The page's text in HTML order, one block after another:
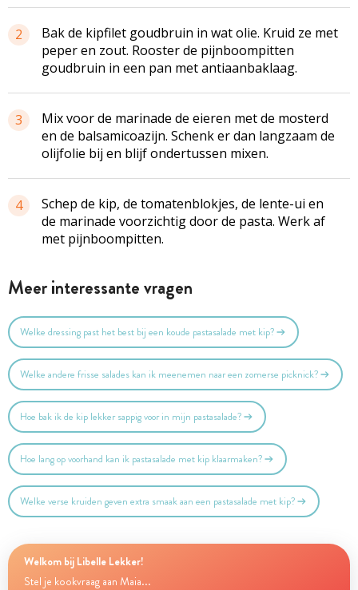
2
Bak de kipfilet goudbruin in wat olie. Kruid ze met
peper en zout. Rooster de pijnboompitten
goudbruin in een pan met antiaanbaklaag.
3
Mix voor de marinade de eieren met de mosterd
en de balsamicoazijn. Schenk er dan langzaam de
olijfolie bij en blijf ondertussen mixen.
4
Schep de kip, de tomatenblokjes, de lente-ui en
de marinade voorzichtig door de pasta. Werk af
met pijnboompitten.
Meer interessante vragen
Welke dressing past het best bij een koude pastasalade met kip?
Welke andere frisse salades kan ik meenemen naar een zomerse picknick?
Hoe bak ik de kip lekker sappig voor in mijn pastasalade?
Hoe lang op voorhand kan ik pastasalade met kip klaarmaken?
Welke verse kruiden geven extra smaak aan een pastasalade met kip?
Welkom bij Libelle Lekker!
Stel je kookvraag aan Maia...